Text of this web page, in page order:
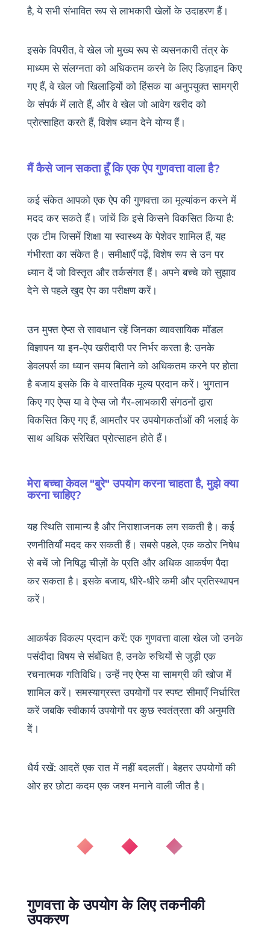
है, ये सभी संभावित रूप से लाभकारी खेलों के उदाहरण हैं।
इसके विपरीत, वे खेल जो मुख्य रूप से व्यसनकारी तंत्र के
माध्यम से संलग्नता को अधिकतम करने के लिए डिज़ाइन किए
गए हैं, वे खेल जो खिलाड़ियों को हिंसक या अनुपयुक्त सामग्री
के संपर्क में लाते हैं, और वे खेल जो आवेग खरीद को
प्रोत्साहित करते हैं, विशेष ध्यान देने योग्य हैं।
मैं कैसे जान सकता हूँ कि एक ऐप गुणवत्ता वाला है?
कई संकेत आपको एक ऐप की गुणवत्ता का मूल्यांकन करने में
मदद कर सकते हैं। जांचें कि इसे किसने विकसित किया है:
एक टीम जिसमें शिक्षा या स्वास्थ्य के पेशेवर शामिल हैं, यह
गंभीरता का संकेत है। समीक्षाएँ पढ़ें, विशेष रूप से उन पर
ध्यान दें जो विस्तृत और तर्कसंगत हैं। अपने बच्चे को सुझाव
देने से पहले खुद ऐप का परीक्षण करें।
उन मुफ्त ऐप्स से सावधान रहें जिनका व्यावसायिक मॉडल
विज्ञापन या इन-ऐप खरीदारी पर निर्भर करता है: उनके
डेवलपर्स का ध्यान समय बिताने को अधिकतम करने पर होता
है बजाय इसके कि वे वास्तविक मूल्य प्रदान करें। भुगतान
किए गए ऐप्स या वे ऐप्स जो गैर-लाभकारी संगठनों द्वारा
विकसित किए गए हैं, आमतौर पर उपयोगकर्ताओं की भलाई के
साथ अधिक संरेखित प्रोत्साहन होते हैं।
मेरा बच्चा केवल "बुरे" उपयोग करना चाहता है, मुझे क्या
करना चाहिए?
यह स्थिति सामान्य है और निराशाजनक लग सकती है। कई
रणनीतियाँ मदद कर सकती हैं। सबसे पहले, एक कठोर निषेध
से बचें जो निषिद्ध चीज़ों के प्रति और अधिक आकर्षण पैदा
कर सकता है। इसके बजाय, धीरे-धीरे कमी और प्रतिस्थापन
करें।
आकर्षक विकल्प प्रदान करें: एक गुणवत्ता वाला खेल जो उनके
पसंदीदा विषय से संबंधित है, उनके रुचियों से जुड़ी एक
रचनात्मक गतिविधि। उन्हें नए ऐप्स या सामग्री की खोज में
शामिल करें। समस्याग्रस्त उपयोगों पर स्पष्ट सीमाएँ निर्धारित
करें जबकि स्वीकार्य उपयोगों पर कुछ स्वतंत्रता की अनुमति
दें।
धैर्य रखें: आदतें एक रात में नहीं बदलतीं। बेहतर उपयोगों की
ओर हर छोटा कदम एक जश्न मनाने वाली जीत है।
◆ ◆ ◆
गुणवत्ता के उपयोग के लिए तकनीकी
उपकरण